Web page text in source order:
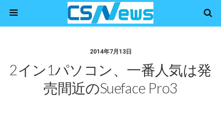
2014年7月13日
2イン1パソコン、一番人気は発
売間近のSueface Pro3